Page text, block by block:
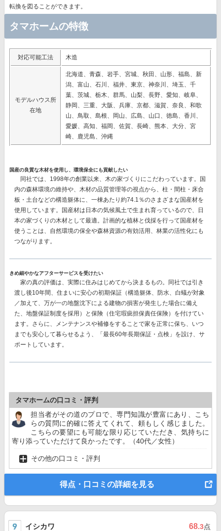
転換を図ることができます。
タマホームの特徴
対応可能工法 木造
モデルハウス所
在地
北海道、青森、岩手、宮城、秋田、山形、福島、新
潟、富山、石川、福井、東京、神奈川、埼玉、千
葉、茨城、栃木、群馬、山梨、長野、愛知、岐阜、
静岡、三重、大阪、兵庫、京都、滋賀、奈良、和歌
山、鳥取、島根、岡山、広島、山口、徳島、香川、
愛媛、高知、福岡、佐賀、長崎、熊本、大分、宮
崎、鹿児島、沖縄
国産の良質な木材を使用し、環境保全にも貢献したい
同社では、1998年の創業以来、木の家づくりにこだわっています。国
内の森林環境の維持や、木材の品質管理等の視点から、柱・間柱・床合
板・土台などの構造躯体に、一棟あたり約74.1％のさまざまな国産材を
使用しています。国産材は日本の気候風土で生まれ育っているので、日
本の家づくりの木材として最適。 計画的な植林と伐採を行って国産材を
使うことは、自然環境の保全や森林資源の有効活用、林業の活性化にも
つながります。
きめ細やかなアフターサービスを受けたい
家の真の評価は、実際に住みはじめてから決まるもの。同社では引き
渡し後10年間、住まいに安心の初期保証（構造躯体、防水、白蟻が対象
／加えて、万が一の地盤沈下による建物の損害が発生した場合に備え
た、地盤保証制度を採用）と保険（住宅瑕疵担保責任保険） を付けてい
ます。さらに、メンテナンスや補修をすることで家を正常に保ち、いつ
までも安心して暮らせるよう、「最長60年長期保証・点検」を設け、サ
ポートしています。
タマホームの口コミ・評判
担当者がその道のプロで、専門知識が豊富にあり、こち
らの質問に的確に答えてくれて、頼もしく感じました。
こちらの要望にも可能な限り応じていただき、気持ちに
寄り添っていただけて良かったです。（40代／女性）
その他の口コミ・評判
得点・口コミの詳細を見る
イシカワ 68.3点